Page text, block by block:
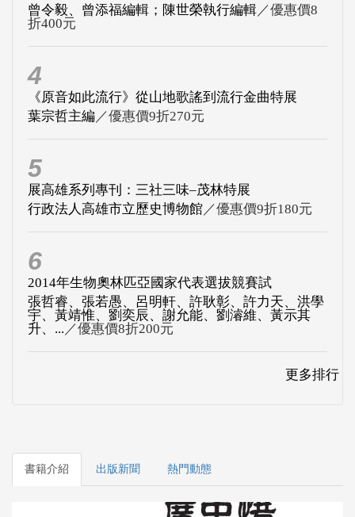
曾令毅、曾添福編輯；陳世榮執行編輯／優惠價8
折400元
4
《原音如此流行》從山地歌謠到流行金曲特展
葉宗哲主編 ／優惠價9折270元
5
展高雄系列專刊：三社三味–茂林特展
行政法人高雄市立歷史博物館／優惠價9折180元
6
2014年生物奧林匹亞國家代表選拔競賽試
張哲睿、張若愚、呂明軒、許耿彰、許力天、洪學
宇、黃靖惟、劉奕辰、謝允能、劉濬維、黃示其
升、... ／優惠價8折200元
更多排行
書籍介紹 出版新聞 熱門動態